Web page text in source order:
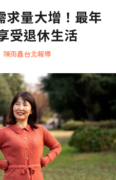
求量大增！最年
受退休生活
陳雨鑫台北報導